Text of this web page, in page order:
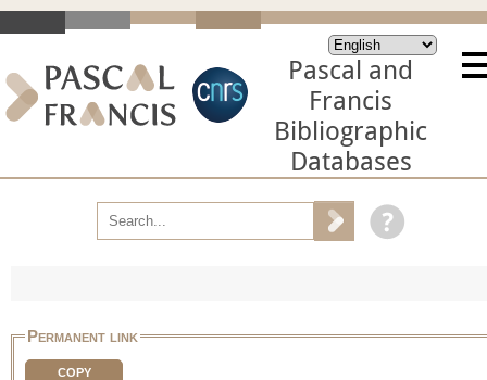
Pascal and
Francis
Bibliographic
Databases
Permanent link
COPY